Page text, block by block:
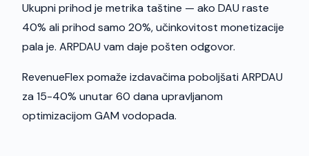
Ukupni prihod je metrika taštine — ako DAU raste
40% ali prihod samo 20%, učinkovitost monetizacije
pala je. ARPDAU vam daje pošten odgovor.
RevenueFlex pomaže izdavačima poboljšati ARPDAU
za 15-40% unutar 60 dana upravljanom
optimizacijom GAM vodopada.